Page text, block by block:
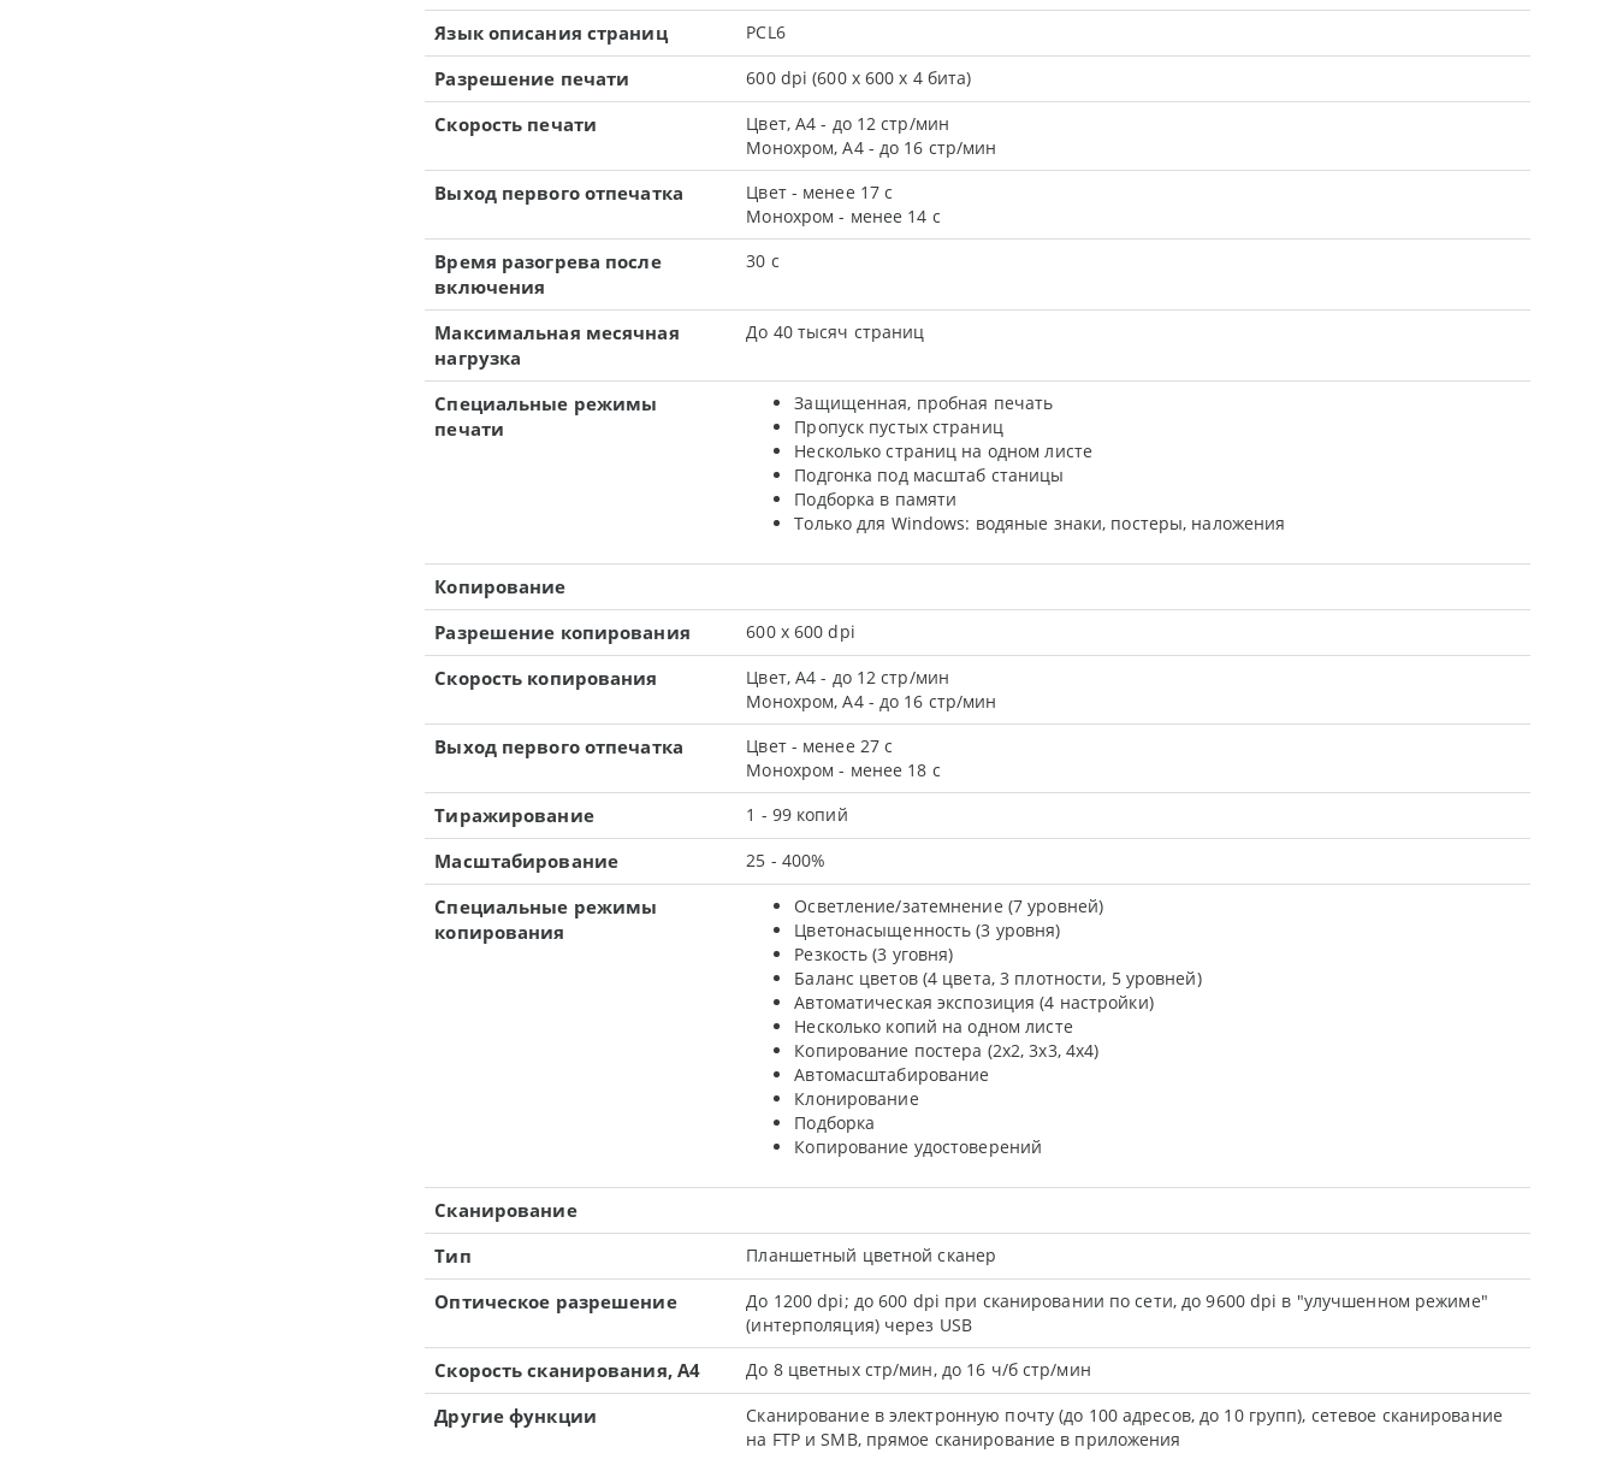
Язык описания страниц
PCL6
Разрешение печати 600 dpi (600 x 600 х 4 бита)
Скорость печати
Цвет, А4 - до 12 стр/мин
Монохром, А4 - до 16 стр/мин
Выход первого отпечатка
Цвет - менее 17 с
Монохром - менее 14 с
Время разогрева после
включения
30 с
Максимальная месячная
нагрузка
До 40 тысяч страниц
Специальные режимы
печати
Защищенная, пробная печать
Пропуск пустых страниц
Несколько страниц на одном листе
Подгонка под масштаб станицы
Подборка в памяти
Только для Windows: водяные знаки, постеры, наложения
Копирование
Разрешение копирования
600 x 600 dpi
Скорость копирования
Цвет, А4 - до 12 стр/мин
Монохром, А4 - до 16 стр/мин
Выход первого отпечатка
Цвет - менее 27 с
Монохром - менее 18 с
Тиражирование 1 - 99 копий
Масштабирование 25 - 400%
Специальные режимы
копирования
Осветление/затемнение (7 уровней)
Цветонасыщенность (3 уровня)
Резкость (3 уговня)
Баланс цветов (4 цвета, 3 плотности, 5 уровней)
Автоматическая экспозиция (4 настройки)
Несколько копий на одном листе
Копирование постера (2х2, 3х3, 4х4)
Автомасштабирование
Клонирование
Подборка
Копирование удостоверений
Сканирование
Тип
Планшетный цветной сканер
Оптическое разрешение
До 1200 dpi; до 600 dpi при сканировании по сети, до 9600 dpi в "улучшенном режиме"
(интерполяция) через USB
Скорость сканирования, А4 До 8 цветных стр/мин, до 16 ч/б стр/мин
Другие функции
Сканирование в электронную почту (до 100 адресов, до 10 групп), сетевое сканирование
на FTP и SMB, прямое сканирование в приложения